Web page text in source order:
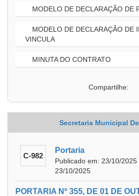
MODELO DE DECLARAÇÃO DE
MODELO DE DECLARAÇÃO DE
VINCULA
MINUTA DO CONTRATO
Compartilhe:
Secretaria Municipal
C-982
Portaria
Publicado em: 23/10/2025
23/10/2025
PORTARIA Nº 355, DE 01 DE